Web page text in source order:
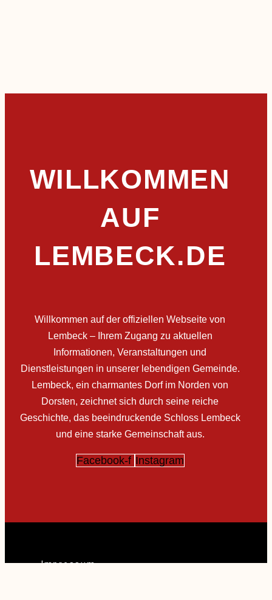
WILLKOMMEN
AUF
LEMBECK.DE
Willkommen auf der offiziellen Webseite von
Lembeck – Ihrem Zugang zu aktuellen
Informationen, Veranstaltungen und
Dienstleistungen in unserer lebendigen Gemeinde.
Lembeck, ein charmantes Dorf im Norden von
Dorsten, zeichnet sich durch seine reiche
Geschichte, das beeindruckende Schloss Lembeck
und eine starke Gemeinschaft aus.
Facebook-f Instagram
Impressum